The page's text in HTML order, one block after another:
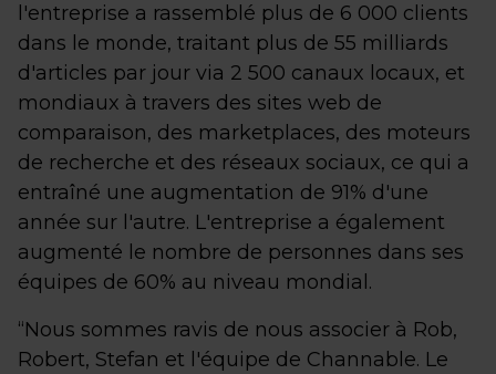
l'entreprise a rassemblé plus de 6 000 clients
dans le monde, traitant plus de 55 milliards
d'articles par jour via 2 500 canaux locaux, et
mondiaux à travers des sites web de
comparaison, des marketplaces, des moteurs
de recherche et des réseaux sociaux, ce qui a
entraîné une augmentation de 91% d'une
année sur l'autre. L'entreprise a également
augmenté le nombre de personnes dans ses
équipes de 60% au niveau mondial.
“Nous sommes ravis de nous associer à Rob,
Robert, Stefan et l'équipe de Channable. Le